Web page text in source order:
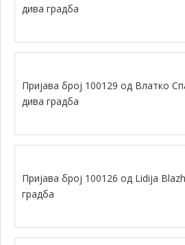
дива градба
Пријава број 100129 од Влатко
дива градба
Пријава број 100126 од Lidija
градба